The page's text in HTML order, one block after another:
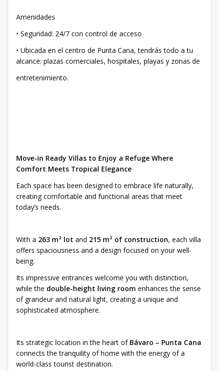
Amenidades
• Seguridad: 24/7 con control de acceso
• Ubicada en el centro de Punta Cana, tendrás todo a tu
alcance: plazas comerciales, hospitales, playas y zonas de
entretenimiento.
Move-in Ready Villas to Enjoy a Refuge Where
Comfort Meets Tropical Elegance
Each space has been designed to embrace life naturally,
creating comfortable and functional areas that meet
today’s needs.
With a 263 m² lot and 215 m² of construction, each villa
offers spaciousness and a design focused on your well-
being.
Its impressive entrances welcome you with distinction,
while the double-height living room enhances the sense
of grandeur and natural light, creating a unique and
sophisticated atmosphere.
Its strategic location in the heart of Bávaro – Punta Cana
connects the tranquility of home with the energy of a
world-class tourist destination.